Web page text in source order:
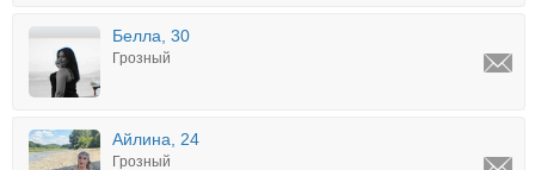
Белла, 30
Грозный
Айлина, 24
Грозный